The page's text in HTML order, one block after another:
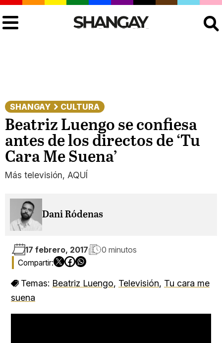
SHANGAY CULTURA
Beatriz Luengo se confiesa
antes de los directos de ‘Tu
Cara Me Suena’
Más televisión, AQUÍ
Dani Ródenas
17 febrero, 2017 0 minutos
Temas: Beatriz Luengo, Televisión, Tu cara me
suena